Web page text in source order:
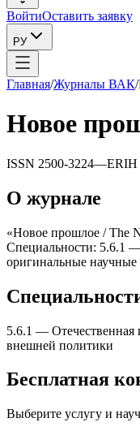
ВойтиОставить заявку
РУ
Главная/Журналы ВАК/
Новое
ISSN 2500-3224—ERIH
О журнале
«Новое прошлое / The
Специальности: 5.6.1
оригинальные научные
5.6.1 — Отечественная
внешней политики
Бесплатная
Выберите услугу и